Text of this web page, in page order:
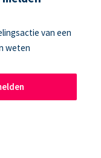
van een
weten